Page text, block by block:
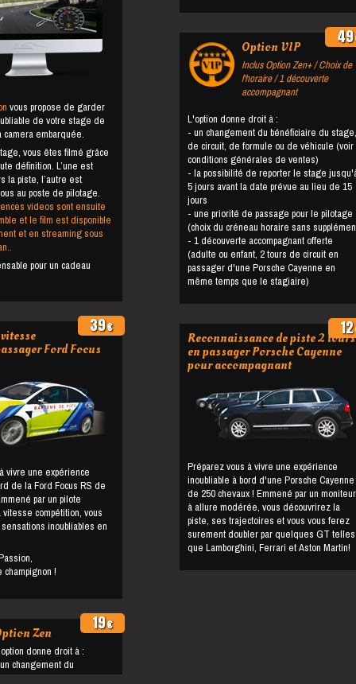
vous propose de garder
de votre stage de
embarquée.
vous êtes filmé grâce
définition. L’une est
la piste, l’autre est
au poste de pilotage.
videos sont ensuite
et le film est disponible
et en streaming sous
pour un cadeau
Ford Focus
39€
vivre une expérience
de la Ford Focus RS de
par un pilote
compétition, vous
inoubliables en
!
Zen
19€
donne droit à :
Option VIP
49
Inclus Option Zen+ / Choix de
l'horaire / 1 découverte
accompagnant
L'option donne droit à :
- un changement du bénéficiaire du stage,
de circuit, de formule ou de véhicule (voir
conditions générales de ventes)
- la possibilité de reporter le stage jusqu'à
5 jours avant la date prévue au lieu de 15
jours
- une priorité de passage pour le pilotage
(choix du créneau horaire sans
- 1 découverte accompagnant offerte
(adulte ou enfant, 2 tours de circuit en
passager d'une Porsche Cayenne en
même temps que le stagiaire)
Reconnaissance de piste 2 tours
en passager Porsche Cayenne
pour accompagnant
12
Préparez vous à vivre une expérience
inoubliable à bord d'une Porsche Cayenne
de 250 chevaux ! Emmené par un moniteur
à allure modérée, vous découvrirez la
piste, ses trajectoires et vous vous ferez
surement doubler par quelques GT telles
que Lamborghini, Ferrari et Aston Martin!